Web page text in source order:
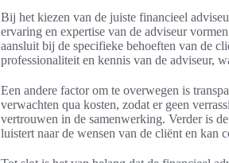
Bij het kiezen van de juiste financieel
ervaring en expertise van de adviseur
aansluit bij de specifieke behoeften van de
professionaliteit en kennis van de adviseur,
Een andere factor om te overwegen is
verwachten qua kosten, zodat er geen
vertrouwen in de samenwerking. Verder is
luistert naar de wensen van de cliënt en kan